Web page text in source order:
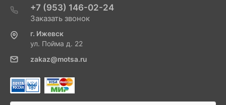
+7 (953) 146-02-24
Заказать звонок
г. Ижевск
ул. Пойма д. 22
zakaz@motsa.ru